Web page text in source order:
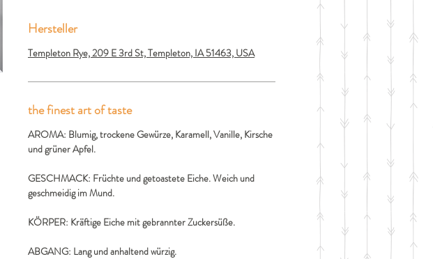
Hersteller
Templeton Rye, 209 E 3rd St, Templeton, IA 51463, USA
the finest art of taste
AROMA: Blumig, trockene Gewürze, Karamell, Vanille, Kirsche
und grüner Apfel.
GESCHMACK: Früchte und getoastete Eiche. Weich und
geschmeidig im Mund.
KÖRPER: Kräftige Eiche mit gebrannter Zuckersüße.
ABGANG: Lang und anhaltend würzig.